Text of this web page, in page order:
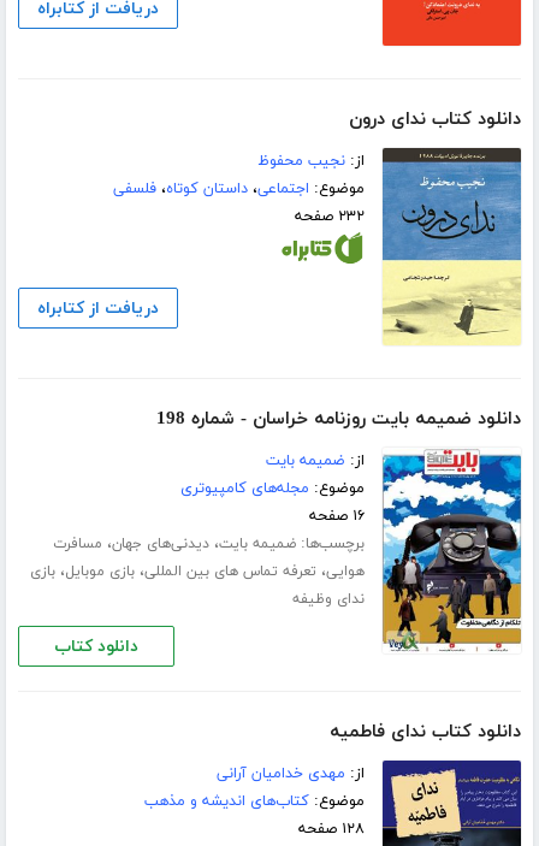
دریافت از کتابراه
دانلود کتاب ندای درون
از:نجیب محفوظ
موضوع: اجتماعی،داستان کوتاه،فلسفی
۲۳۲ صفحه
دریافت از کتابراه
دانلود ضمیمه بایت روزنامه خراسان - شماره 198
از: ضمیمه بایت
موضوع: مجله‌های کامپیوتری
۱۶ صفحه
برچسب‌ها:ضمیمه بایت،دیدنی‌های جهان، مسافرت
هوایی، تعرفه تماس های بین المللی،بازی موبایل،بازی
ندای وظیفه
دانلود کتاب
دانلود کتاب ندای فاطمیه
از: مهدی خدامیان آرانی
موضوع:کتاب‌های اندیشه و مذهب
۱۲۸ صفحه